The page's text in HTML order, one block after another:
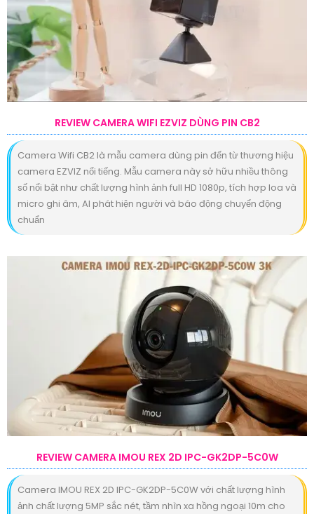
REVIEW CAMERA WIFI EZVIZ DÙNG PIN CB2
Camera Wifi CB2 là mẫu camera dùng pin đến từ thương hiệu
camera EZVIZ nổi tiếng. Mẫu camera này sở hữu nhiều thông
số nổi bật như chất lượng hình ảnh full HD 1080p, tích hợp loa và
micro ghi âm, AI phát hiện người và báo động chuyển động
chuẩn
REVIEW CAMERA IMOU REX 2D IPC-GK2DP-5C0W
Camera IMOU REX 2D IPC-GK2DP-5C0W với chất lượng hình
ảnh chất lượng 5MP sắc nét, tầm nhìn xa hồng ngoại 10m cho